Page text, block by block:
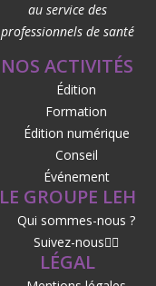
au service des
professionnels de santé
NOS ACTIVITÉS
Édition
Formation
Édition numérique
Conseil
Événement
LE GROUPE LEH
Qui sommes-nous ?
Suivez-nous
LÉGAL